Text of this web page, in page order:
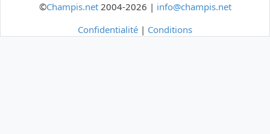
©Champis.net2004-2026 | info@champis.net
Confidentialité | Conditions